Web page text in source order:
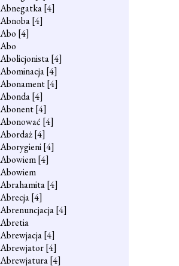
Abnegatka[4]
Abnoba[4]
Abo [4]
Abo
Abolicjonista[4]
Abominacja[4]
Abonament[4]
Abonda[4]
Abonent[4]
Abonować [4]
Abordaż[4]
Aborygieni[4]
Abowiem[4]
Abowiem
Abrahamita[4]
Abrecja[4]
Abrenuncjacja[4]
Abretia
Abrewjacja[4]
Abrewjator[4]
Abrewjatura[4]